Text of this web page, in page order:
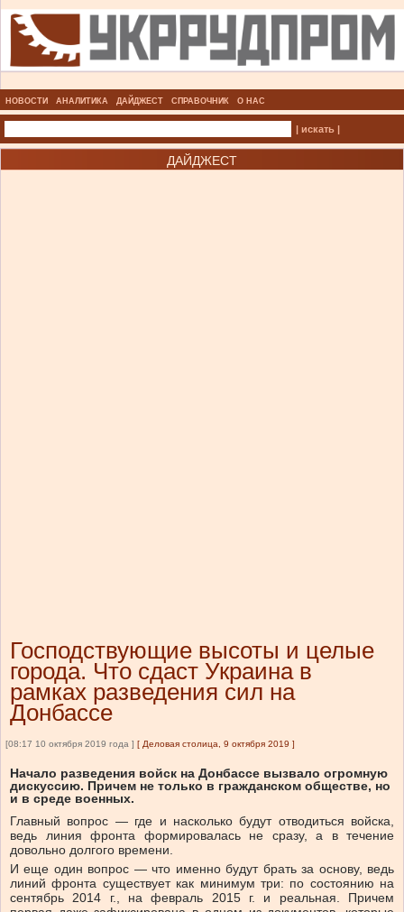
НОВОСТИ АНАЛИТИКА ДАЙДЖЕСТ СПРАВОЧНИК О НАС
| искать |
ДАЙДЖЕСТ
Господствующие высоты и целые
города. Что сдаст Украина в
рамках разведения сил на
Донбассе
[08:17 10 октября 2019 года ] [ Деловая столица, 9 октября 2019 ]
Начало разведения войск на Донбассе вызвало огромную
дискуссию. Причем не только в гражданском обществе, но
и в среде военных.
Главный вопрос — где и насколько будут отводиться войска,
ведь линия фронта формировалась не сразу, а в течение
довольно долгого времени.
И еще один вопрос — что именно будут брать за основу, ведь
линий фронта существует как минимум три: по состоянию на
сентябрь 2014 г., на февраль 2015 г. и реальная. Причем